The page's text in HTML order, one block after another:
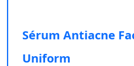
Sérum Antiacne
Uniform